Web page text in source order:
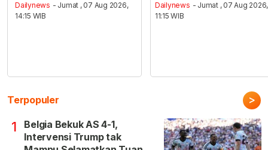
Dailynews - Jumat , 07 Aug 2026,
14:15 WIB
Dailynews - Jumat , 07 Aug 2026,
11:15 WIB
Terpopuler >
1
Belgia Bekuk AS 4-1,
Intervensi Trump tak